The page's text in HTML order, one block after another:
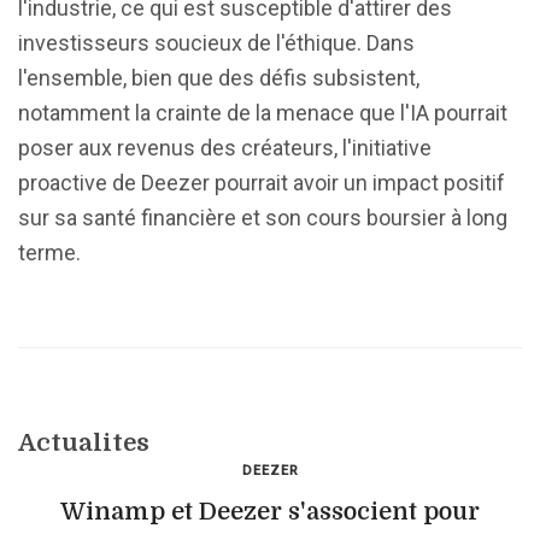
l'industrie, ce qui est susceptible d'attirer des
investisseurs soucieux de l'éthique. Dans
l'ensemble, bien que des défis subsistent,
notamment la crainte de la menace que l'IA pourrait
poser aux revenus des créateurs, l'initiative
proactive de Deezer pourrait avoir un impact positif
sur sa santé financière et son cours boursier à long
terme.
Actualites
DEEZER
Winamp et Deezer s'associent pour